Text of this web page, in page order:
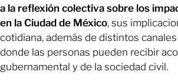
a la reflexión colectiva sobre los
en la Ciudad de México, sus
cotidiana, además de distintos
donde las personas pueden recibir
gubernamental y de la sociedad civil.